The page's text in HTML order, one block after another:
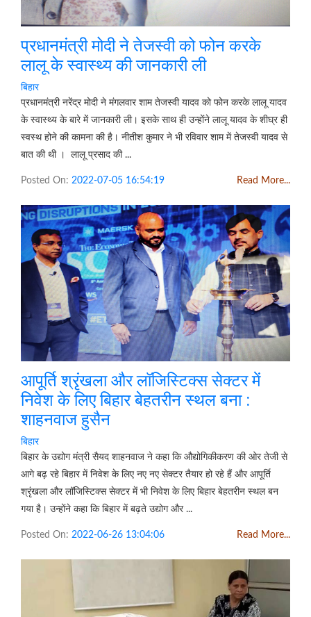
प्रधानमंत्री मोदी ने तेजस्वी को फोन करके
लालू के स्वास्थ्य की जानकारी ली
बिहार
प्रधानमंत्री नरेंद्र मोदी ने मंगलवार शाम तेजस्वी यादव को फोन करके लालू यादव
के स्वास्थ्य के बारे में जानकारी ली। इसके साथ ही उन्होंने लालू यादव के शीघ्र ही
स्वस्थ होने की कामना की है। नीतीश कुमार ने भी रविवार शाम में तेजस्वी यादव से
बात की थी । लालू प्रसाद की ...
Posted On: 2022-07-05 16:54:19 Read More...
आपूर्ति श्रृंखला और लॉजिस्टिक्स सेक्टर में
निवेश के लिए बिहार बेहतरीन स्थल बना :
शाहनवाज हुसैन
बिहार
बिहार के उद्योग मंत्री सैयद शाहनवाज ने कहा कि औद्योगिकीकरण की ओर तेजी से
आगे बढ़ रहे बिहार में निवेश के लिए नए नए सेक्टर तैयार हो रहे हैं और आपूर्ति
श्रृंखला और लॉजिस्टिक्स सेक्टर में भी निवेश के लिए बिहार बेहतरीन स्थल बन
गया है। उन्होंने कहा कि बिहार में बढ़ते उद्योग और ...
Posted On: 2022-06-26 13:04:06 Read More...